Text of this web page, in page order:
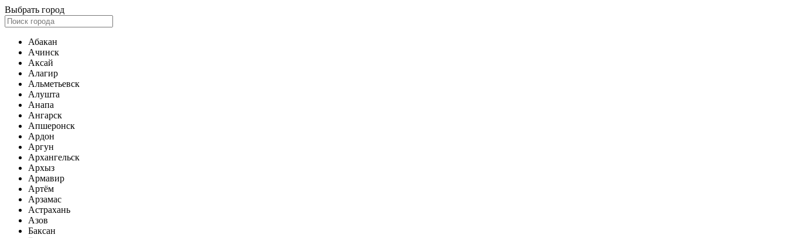
Выбрать город
Абакан
Ачинск
Аксай
Алагир
Альметьевск
Алушта
Анапа
Ангарск
Апшеронск
Ардон
Аргун
Архангельск
Архыз
Армавир
Артём
Арзамас
Астрахань
Азов
Баксан